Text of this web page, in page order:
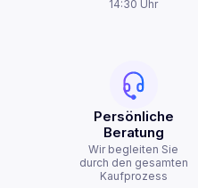
14:30 Uhr
Persönliche
Beratung
Wir begleiten Sie
durch den gesamten
Kaufprozess